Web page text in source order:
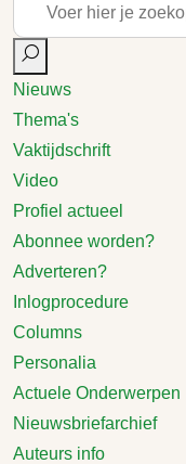
Nieuws
Thema's
Vaktijdschrift
Video
Profiel actueel
Abonnee worden?
Adverteren?
Inlogprocedure
Columns
Personalia
Actuele Onderwerpen
Nieuwsbriefarchief
Auteurs info